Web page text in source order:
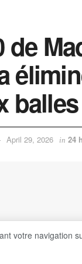
de
April 29, 2026 in 24
votre navigation